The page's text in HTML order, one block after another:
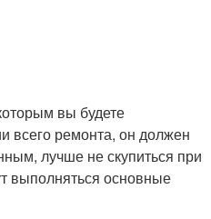
вы будете
всего ремонта, он должен
лучше не скупиться при
выполняться основные